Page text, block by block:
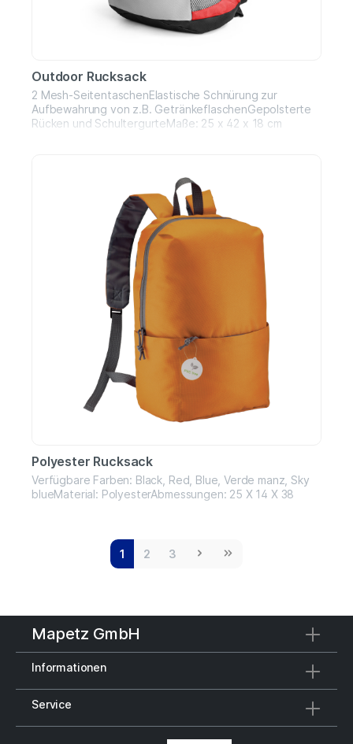
Outdoor Rucksack
2 Mesh-SeitentaschenElastische Schnürung zur
Aufbewahrung von z.B. GetränkeflaschenGepolsterte
Rücken und SchultergurteMaße: 25 x 42 x 18 cm
Polyester Rucksack
Verfügbare Farben: Black, Red, Blue, Verde manz, Sky
blueMaterial: PolyesterAbmessungen: 25 X 14 X 38
1 2 3
Mapetz GmbH
Informationen
Service